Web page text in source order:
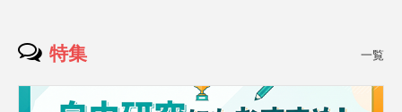
特集 一覧